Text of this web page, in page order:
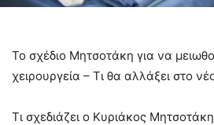
Το σχέδιο Μητσοτάκη για να
χειρουργεία – Τι θα αλλάξει στο
Τι σχεδιάζει ο Κυριάκος